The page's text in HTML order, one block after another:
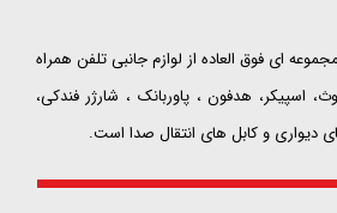
ای فوق العاده از لوازم جانبی تلفن همراه
اسپیکر، هدفون ، پاوربانک ، شارژر فندکی،
دیواری و کابل های انتقال صدا است.